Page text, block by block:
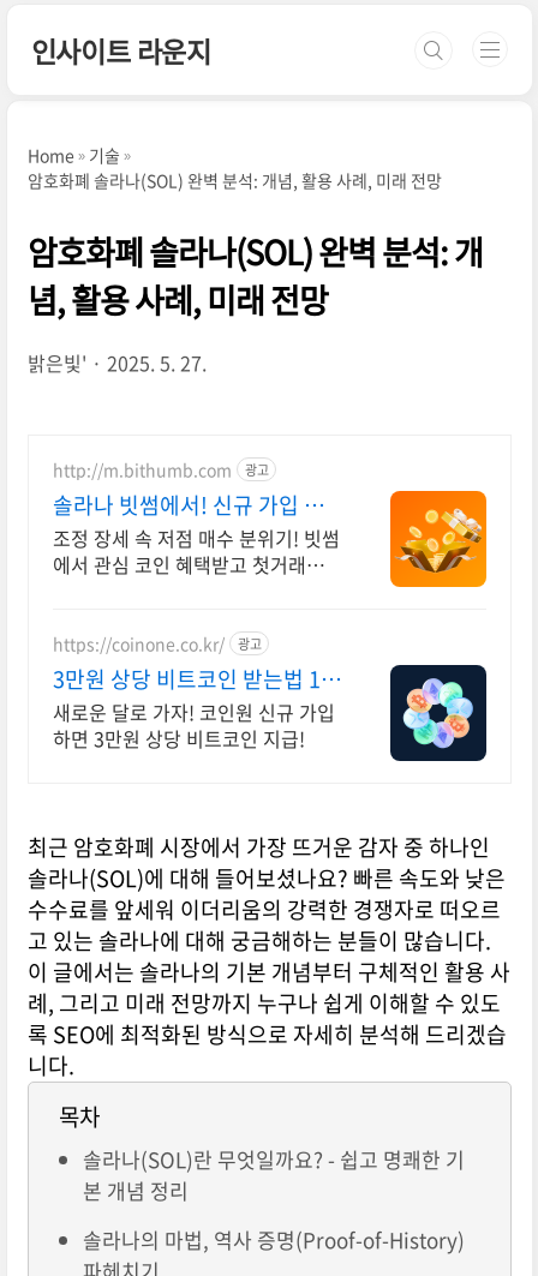
인사이트 라운지
Home
기술
암호화폐 솔라나(SOL) 완벽 분석: 개념, 활용 사례, 미래 전망
암호화폐 솔라나(SOL) 완벽 분석: 개
념, 활용 사례, 미래 전망
밝은빛' 2025. 5. 27.
http://m.bithumb.com 광고
솔라나 빗썸에서! 신규 가입 시 5
만원 혜택
조정 장세 속 저점 매수 분위기! 빗썸
에서 관심 코인 혜택받고 첫거래하세
https://coinone.co.kr/ 광고
3만원 상당 비트코인 받는법 12
년 무사고 거래소
새로운 달로 가자! 코인원 신규 가입
하면 3만원 상당 비트코인 지급!
최근 암호화폐 시장에서 가장 뜨거운 감자 중 하나인
솔라나(SOL)에 대해 들어보셨나요? 빠른 속도와 낮은
수수료를 앞세워 이더리움의 강력한 경쟁자로 떠오르
고 있는 솔라나에 대해 궁금해하는 분들이 많습니다.
이 글에서는 솔라나의 기본 개념부터 구체적인 활용 사
례, 그리고 미래 전망까지 누구나 쉽게 이해할 수 있도
록 SEO에 최적화된 방식으로 자세히 분석해 드리겠습
니다.
목차
솔라나(SOL)란 무엇일까요? - 쉽고 명쾌한 기
본 개념 정리
솔라나의 마법, 역사 증명(Proof-of-History)